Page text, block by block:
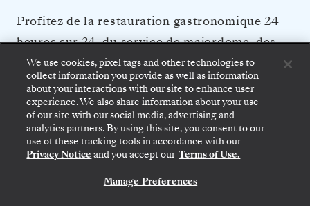
Profitez de la restauration gastronomique 24
heures sur 24, du service de majordome, des
divertissements primés et des boissons
premium qui font la réputation de Silversea.
PERSONNEL ET SERVICES
Service de majordome dans chaque suite
Service de restauration 24 heures sur 24
We use cookies, pixel tags and other technologies to
collect information you provide as well as information
about your interactions with our site to enhance user
experience. We also share information about your use
of our site with our social media, advertising and
analytics partners. By using this site, you consent to our
use of these tracking tools in accordance with our
Privacy Notice and you accept our Terms of Use.
Manage Preferences